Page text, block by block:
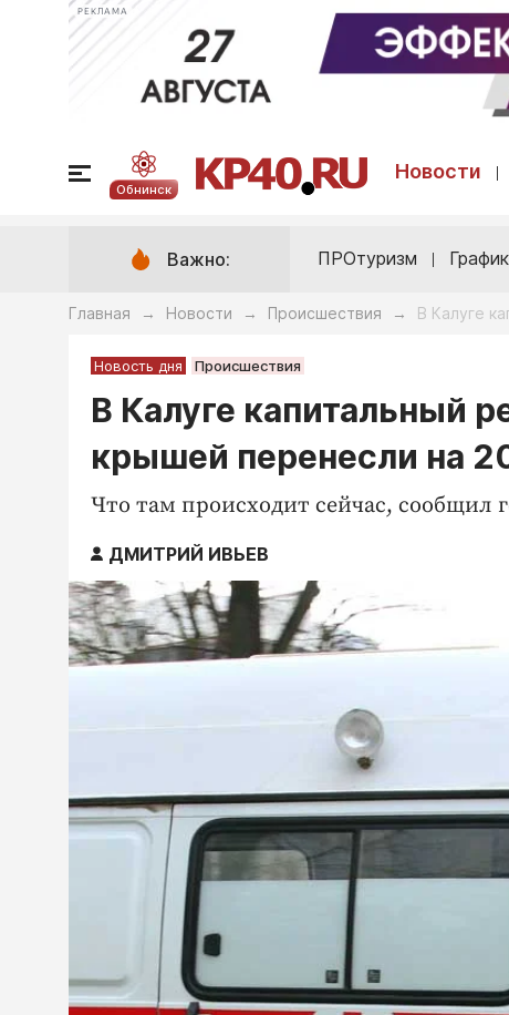
РЕКЛАМА
Обнинск
Новости
Важно: ПРОтуризм
Главная → Новости → Происшествия → В Калуге
Новость дня Происшествия
В Калуге капитальный
крышей перенесли на
Что там происходит сейчас, сообщил
ДМИТРИЙ ИВЬЕВ